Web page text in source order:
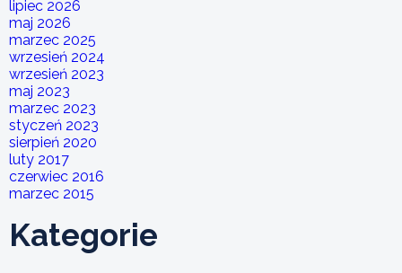
lipiec 2026
maj 2026
marzec 2025
wrzesień 2024
wrzesień 2023
maj 2023
marzec 2023
styczeń 2023
sierpień 2020
luty 2017
czerwiec 2016
marzec 2015
Kategorie